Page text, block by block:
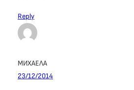
Reply
МИХАЕЛА
23/12/2014